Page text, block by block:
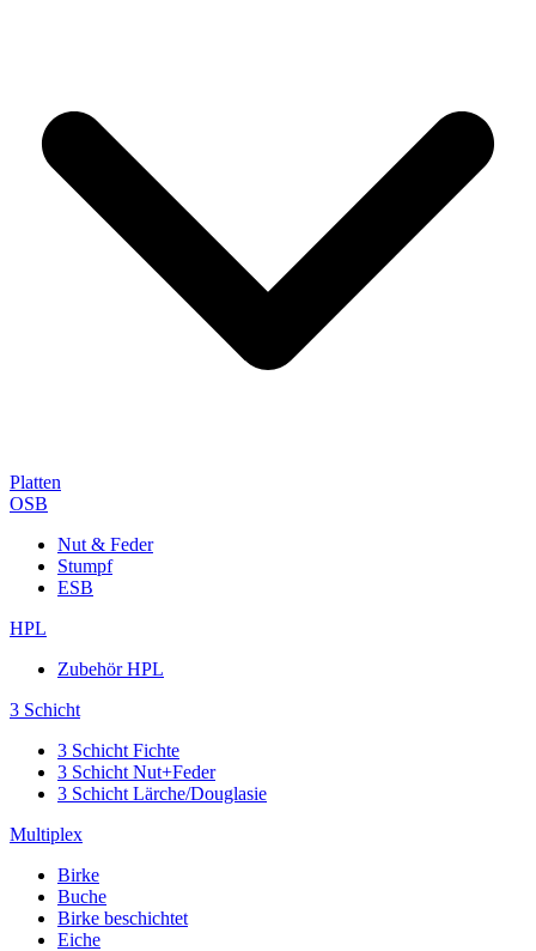
Platten
OSB
Nut & Feder
Stumpf
ESB
HPL
Zubehör HPL
3 Schicht
3 Schicht Fichte
3 Schicht Nut+Feder
3 Schicht Lärche/Douglasie
Multiplex
Birke
Buche
Birke beschichtet
Eiche